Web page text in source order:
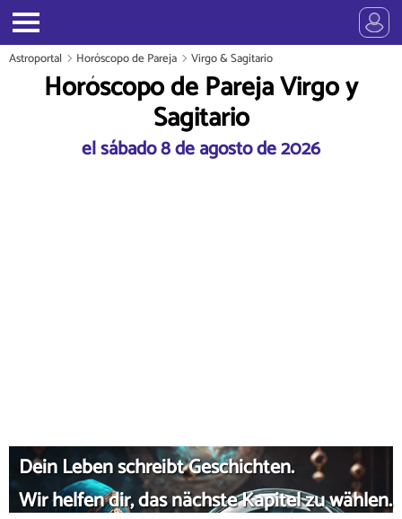
Astroportal Horóscopo de Pareja Virgo & Sagitario
Horóscopo de Pareja Virgo y
Sagitario
el sábado 8 de agosto de 2026
Dein Leben schreibt Geschichten.
Wir helfen dir, das nächste Kapitel zu wählen.